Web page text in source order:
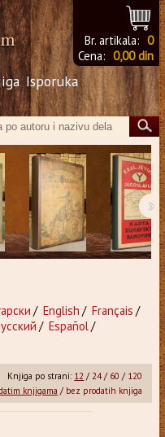
Br. artikala: 0
Cena: 0,00 din
Isporuka
›
/ English / Français /
/ Español/
Knjiga po strani: 12 /24/ 60 / 120
knjigama / bez prodatih knjiga